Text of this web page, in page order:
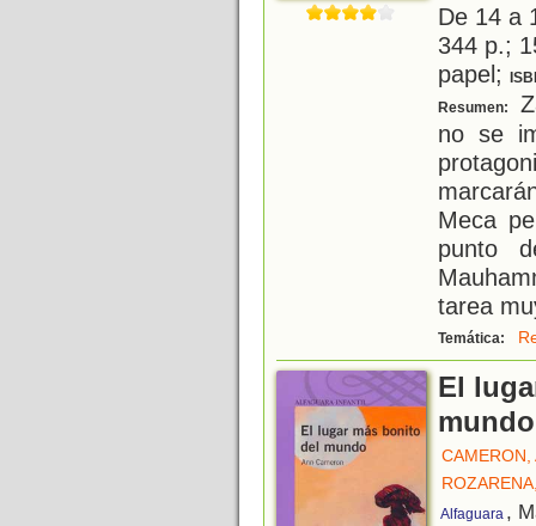
De 14 a
344 p.;
papel;
Resumen:
no se
Meca
punto
tarea
Temática:
El
mundo
CAMERON,
Alfaguara ,